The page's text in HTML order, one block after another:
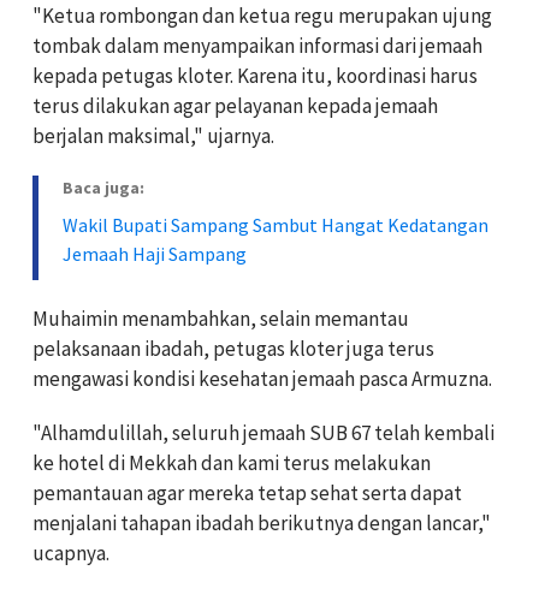
"Ketua rombongan dan ketua regu merupakan ujung
tombak dalam menyampaikan informasi dari jemaah
kepada petugas kloter. Karena itu, koordinasi harus
terus dilakukan agar pelayanan kepada jemaah
berjalan maksimal," ujarnya.
Baca juga:
Wakil Bupati Sampang Sambut Hangat Kedatangan
Jemaah Haji Sampang
Muhaimin menambahkan, selain memantau
pelaksanaan ibadah, petugas kloter juga terus
mengawasi kondisi kesehatan jemaah pasca Armuzna.
"Alhamdulillah, seluruh jemaah SUB 67 telah kembali
ke hotel di Mekkah dan kami terus melakukan
pemantauan agar mereka tetap sehat serta dapat
menjalani tahapan ibadah berikutnya dengan lancar,"
ucapnya.